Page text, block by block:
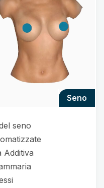
seno
seno
Additiva